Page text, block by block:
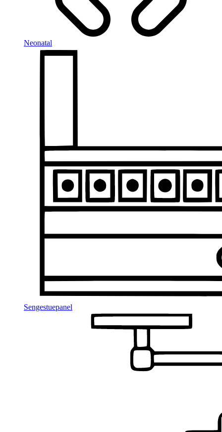
Neonatal
Sengestuepanel